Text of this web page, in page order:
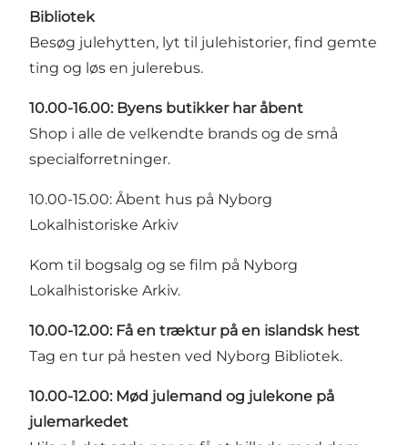
Bibliotek
Besøg julehytten, lyt til julehistorier, find gemte
ting og løs en julerebus.
10.00-16.00: Byens butikker har åbent
Shop i alle de velkendte brands og de små
specialforretninger.
10.00-15.00: Åbent hus på Nyborg
Lokalhistoriske Arkiv
Kom til bogsalg og se film på Nyborg
Lokalhistoriske Arkiv.
10.00-12.00: Få en træktur på en islandsk hest
Tag en tur på hesten ved Nyborg Bibliotek.
10.00-12.00: Mød julemand og julekone på
julemarkedet